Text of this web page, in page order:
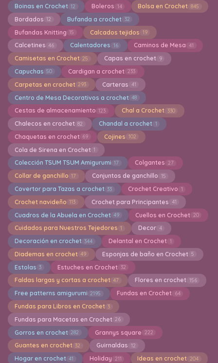
Boinas en Crochet 12 Boleros 14 Bolsa en Crochet 845
Bordados 12 Bufanda a crochet 32
Bufandas Knitting 15 Calcados tejidos 19
Calcetines 46 Calentadores 16 Caminos de Mesa 41
Camisetas en Crochet 25 Capas en crochet 9
Capuchas 50 Cardigan a crochet 233
Carpetas en crochet 293 Carteras 41
Centro de Mesa Decorativos a crochet 48
Cestas de almacenamiento 123 Chal a Crochet 330
Chalecos en crochet 82 Chandal a crochet 1
Chaquetas en crochet 69 Cojines 102
Cola de Sirena en Crochet 1
Colección TSUM TSUM Amigurumi 17 Colgantes 27
Collar de ganchillo 17 Conjuntos de ganchillo 15
Covertor para Tazas a crochet 33 Crochet Creativo 1
Crochet navideño 113 Crochet para Principantes 41
Cuadros de la Abuela en Crochet 49 Cuellos en Crochet 20
Cuidados para Nuestros Tejedores 1 Decor 4
Decoración en crochet 344 Delantal en Crochet 1
Diademas en crochet 49 Esponjas de baño en Crochet 5
Estolas 3 Estuches en Crochet 32
Faldas largas y cortas a crochet 47 Flores en crochet 156
Free patterns amigurumi 2195 Fundas en Crochet 64
Fundas para Libros en Crochet 3
Fundas para Macetas en Crochet 26
Gorros en crochet 282 Grannys square 222
Guantes en crochet 32 Guirnaldas 12
Hogar en crochet 41 Holiday 211 Ideas en crochet 204